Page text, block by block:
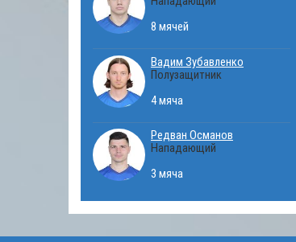
8 мячей
Вадим Зубавленко
Полузащитник
4 мяча
Редван Османов
Нападающий
3 мяча